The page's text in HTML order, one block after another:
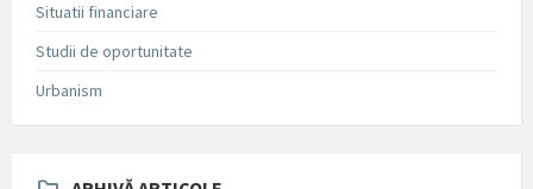
Situatii financiare
Studii de oportunitate
Urbanism